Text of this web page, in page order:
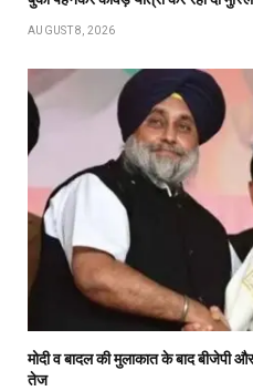
AUGUST 8, 2026
मोदी व बादल की मुलाकात के बाद
तेज